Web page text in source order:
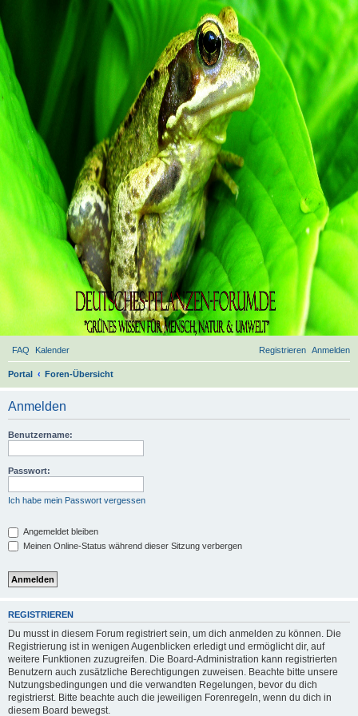
FAQ Kalender Anmelden
Registrieren
Portal Foren-Übersicht
Anmelden
Benutzername:
Passwort:
Ich habe mein Passwort vergessen
Angemeldet bleiben
Meinen Online-Status während dieser Sitzung verbergen
REGISTRIEREN
Du musst in diesem Forum registriert sein, um dich anmelden zu können. Die
Registrierung ist in wenigen Augenblicken erledigt und ermöglicht dir, auf
weitere Funktionen zuzugreifen. Die Board-Administration kann registrierten
Benutzern auch zusätzliche Berechtigungen zuweisen. Beachte bitte unsere
Nutzungsbedingungen und die verwandten Regelungen, bevor du dich
registrierst. Bitte beachte auch die jeweiligen Forenregeln, wenn du dich in
diesem Board bewegst.